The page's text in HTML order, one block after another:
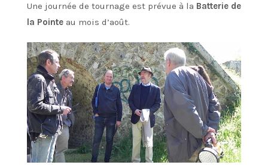
Une journée de tournage est prévue à la Batterie de
la Pointe au mois d’août.